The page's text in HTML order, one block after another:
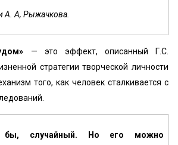
А. А, Рыжачкова.
— это эффект, описанный Г.С.
стратегии творческой личности
того, как человек сталкивается с
бы, случайный. Но его можно